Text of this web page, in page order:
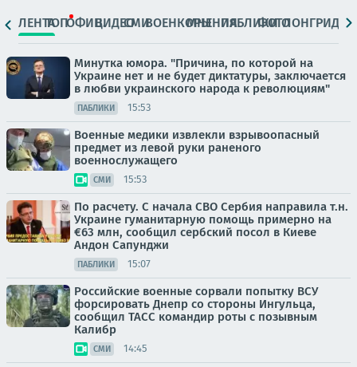
ЛЕНТАТОПОФИЦ.ВИДЕОСМИВОЕНКОРЫМНЕНИЯПАБЛИКИ
ФОТОЛОНГРИДЫ
Минутка юмора. "Причина, по которой на
Украине нет и не будет диктатуры, заключается
в любви украинского народа к революциям"
ПАБЛИКИ 15:53
Военные медики извлекли взрывоопасный
предмет из левой руки раненого
военнослужащего
СМИ 15:53
По расчету. С начала СВО Сербия направила т.н.
Украине гуманитарную помощь примерно на
€63 млн, сообщил сербский посол в Киеве
Андон Сапунджи
ПАБЛИКИ 15:07
Российские военные сорвали попытку ВСУ
форсировать Днепр со стороны Ингульца,
сообщил ТАСС командир роты с позывным
Калибр
СМИ 14:45